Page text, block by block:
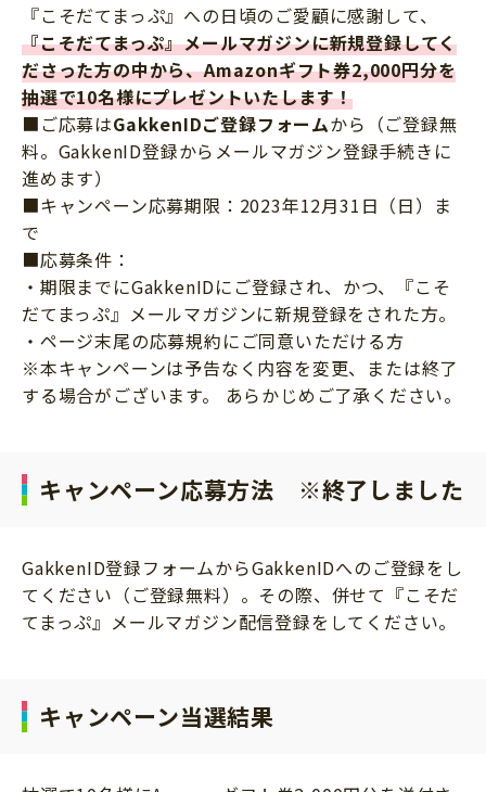
『こそだてまっぷ』への日頃のご愛顧に感謝して、
『こそだてまっぷ』メールマガジンに新規登録してく
ださった方の中から、Amazonギフト券2,000円分を
抽選で10名様にプレゼントいたします！
■ご応募はGakkenIDご登録フォームから（ご登録無
料。GakkenID登録からメールマガジン登録手続きに
進めます）
■キャンペーン応募期限：2023年12月31日（日）ま
で
■応募条件：
・期限までにGakkenIDにご登録され、かつ、『こそ
だてまっぷ』メールマガジンに新規登録をされた方。
・ページ末尾の応募規約にご同意いただける方
※本キャンペーンは予告なく内容を変更、または終了
する場合がございます。 あらかじめご了承ください。
キャンペーン応募方法 ※終了しました
GakkenID登録フォームからGakkenIDへのご登録をし
てください（ご登録無料）。その際、併せて『こそだ
てまっぷ』メールマガジン配信登録をしてください。
キャンペーン当選結果